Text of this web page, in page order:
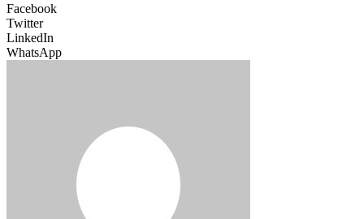
Facebook
Twitter
LinkedIn
WhatsApp